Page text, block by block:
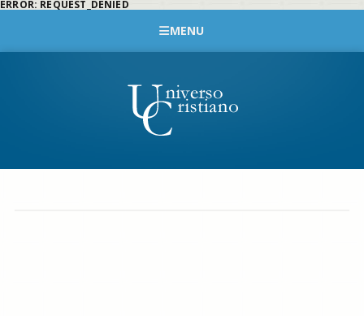
ERROR: REQUEST_DENIED
MENU